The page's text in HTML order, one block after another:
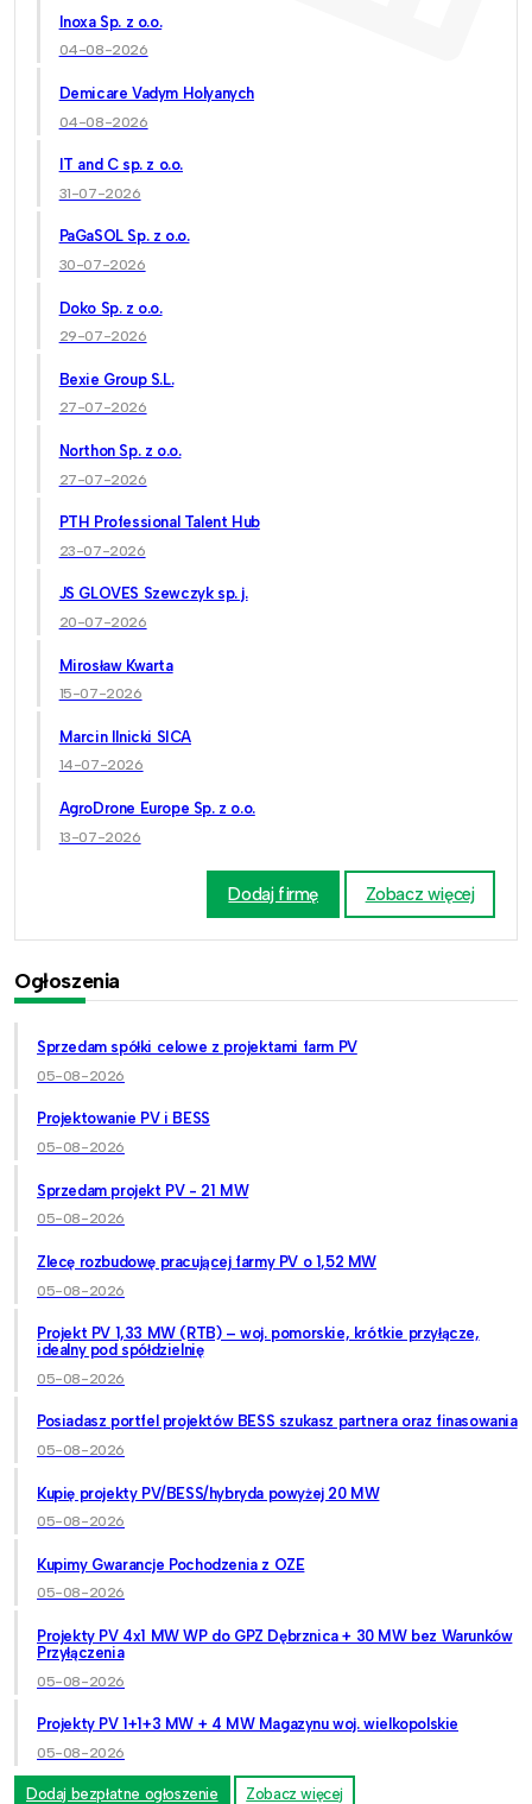
Inoxa Sp. z o.o.
04-08-2026
Demicare Vadym Holyanych
04-08-2026
IT and C sp. z o.o.
31-07-2026
PaGaSOL Sp. z o.o.
30-07-2026
Doko Sp. z o.o.
29-07-2026
Bexie Group S.L.
27-07-2026
Northon Sp. z o.o.
27-07-2026
PTH Professional Talent Hub
23-07-2026
JS GLOVES Szewczyk sp. j.
20-07-2026
Mirosław Kwarta
15-07-2026
Marcin Ilnicki SICA
14-07-2026
AgroDrone Europe Sp. z o.o.
13-07-2026
Dodaj firmę Zobacz więcej
Ogłoszenia
Sprzedam spółki celowe z projektami farm PV
05-08-2026
Projektowanie PV i BESS
05-08-2026
Sprzedam projekt PV - 21 MW
05-08-2026
Zlecę rozbudowę pracującej farmy PV o 1,52 MW
05-08-2026
Projekt PV 1,33 MW (RTB) – woj. pomorskie, krótkie przyłącze,
idealny pod spółdzielnię
05-08-2026
Posiadasz portfel projektów BESS szukasz partnera oraz finasowania
05-08-2026
Kupię projekty PV/BESS/hybryda powyżej 20 MW
05-08-2026
Kupimy Gwarancje Pochodzenia z OZE
05-08-2026
Projekty PV 4x1 MW WP do GPZ Dębrznica + 30 MW bez Warunków
Przyłączenia
05-08-2026
Projekty PV 1+1+3 MW + 4 MW Magazynu woj. wielkopolskie
05-08-2026
Dodaj bezpłatne ogłoszenie Zobacz więcej